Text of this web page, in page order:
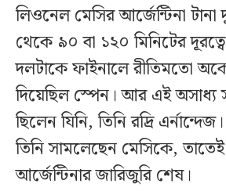
লিওনেল মেসির আর্জেন্টিনা
থেকে ৯০ বা ১২০ মিনিটের
দলটাকে ফাইনালে রীতিমতো
দিয়েছিল স্পেন। আর এই অসাধ্য
ছিলেন যিনি, তিনি রদ্রি
তিনি সামলেছেন মেসিকে,
আর্জেন্টিনার জারিজুরি শেষ।